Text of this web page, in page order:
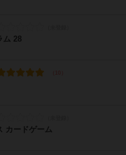
ム 28
カードゲーム